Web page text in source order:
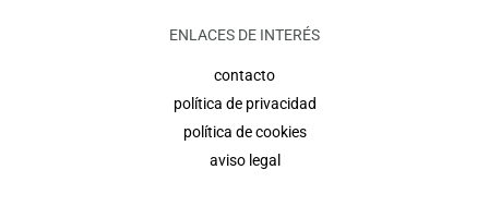
ENLACES DE INTERÉS
contacto
política de privacidad
política de cookies
aviso legal